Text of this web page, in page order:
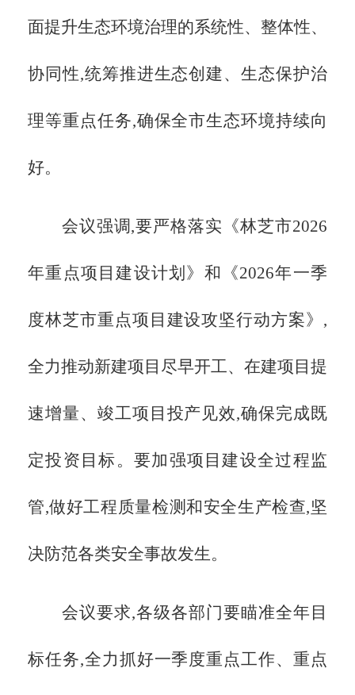
面提升生态环境治理的系统性、整体性、
协同性,统筹推进生态创建、生态保护治
理等重点任务,确保全市生态环境持续向
好。
会议强调,要严格落实《林芝市2026
年重点项目建设计划》和《2026年一季
度林芝市重点项目建设攻坚行动方案》,
全力推动新建项目尽早开工、在建项目提
速增量、竣工项目投产见效,确保完成既
定投资目标。要加强项目建设全过程监
管,做好工程质量检测和安全生产检查,坚
决防范各类安全事故发生。
会议要求,各级各部门要瞄准全年目
标任务,全力抓好一季度重点工作、重点